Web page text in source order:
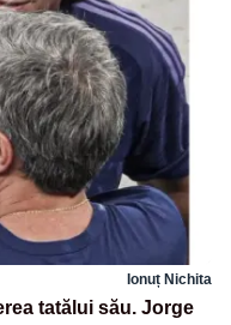
Ionuț Nichita
tatălui său. Jorge